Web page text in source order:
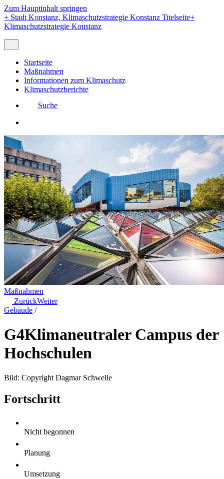
Zum Hauptinhalt springen
+ Stadt Konstanz, Klimaschutzstrategie Konstanz Titelseite+
Klimaschutzstrategie Konstanz
Startseite
Maßnahmen
Informationen zum Klimaschutz
Klimaschutzberichte
Suche
Maßnahmen
ZurückWeiter
Gebäude /
G4Klimaneutraler Campus der
Hochschulen
Bild: Copyright Dagmar Schwelle
Fortschritt
Nicht begonnen
Planung
Umsetzung